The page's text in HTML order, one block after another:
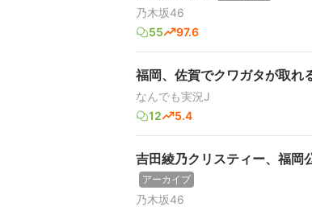
乃木坂46
55
97.6
福岡、佐賀でクワガタが取れ
なんでも実況J
12
5.4
吉田綾乃クリスティー、福
アーカイブ
乃木坂46